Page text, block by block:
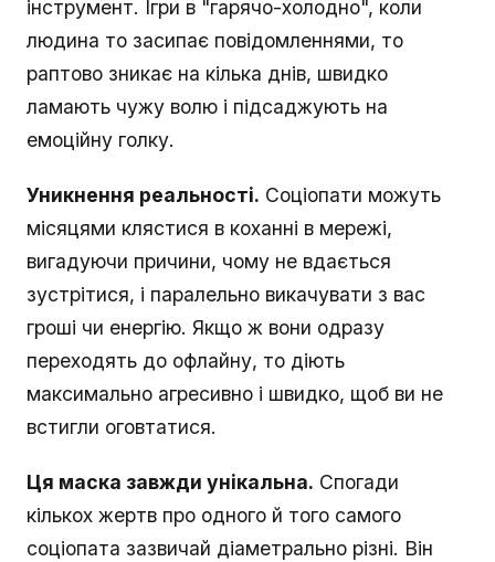
інструмент. Ігри в "гарячо-холодно", коли
людина то засипає повідомленнями, то
раптово зникає на кілька днів, швидко
ламають чужу волю і підсаджують на
емоційну голку.
Уникнення реальності. Соціопати можуть
місяцями клястися в коханні в мережі,
вигадуючи причини, чому не вдається
зустрітися, і паралельно викачувати з вас
гроші чи енергію. Якщо ж вони одразу
переходять до офлайну, то діють
максимально агресивно і швидко, щоб ви не
встигли оговтатися.
Ця маска завжди унікальна. Спогади
кількох жертв про одного й того самого
соціопата зазвичай діаметрально різні. Він